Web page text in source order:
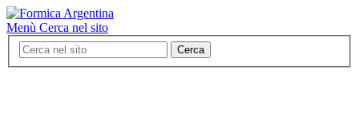
Menù Cerca nel sito
Cerca